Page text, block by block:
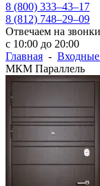
8 (800) 333–43–17
8 (812) 748–29–09
Отвечаем на звонки
с 10:00 до 20:00
Главная - Входные
МКМ Параллель